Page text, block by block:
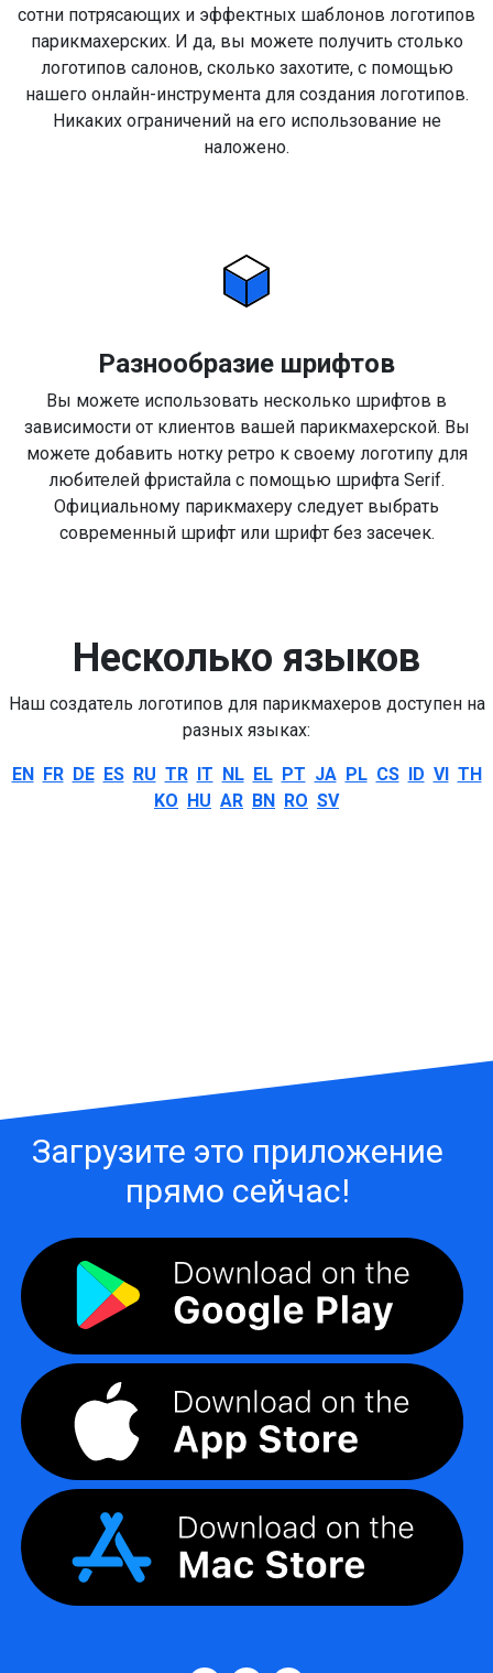
сотни потрясающих и эффектных шаблонов логотипов
парикмахерских. И да, вы можете получить столько
логотипов салонов, сколько захотите, с помощью
нашего онлайн-инструмента для создания логотипов.
Никаких ограничений на его использование не
наложено.
Разнообразие шрифтов
Вы можете использовать несколько шрифтов в
зависимости от клиентов вашей парикмахерской. Вы
можете добавить нотку ретро к своему логотипу для
любителей фристайла с помощью шрифта Serif.
Официальному парикмахеру следует выбрать
современный шрифт или шрифт без засечек.
Несколько языков
Наш создатель логотипов для парикмахеров доступен на
разных языках:
EN FR DE ES RU TR IT NL EL PT JA PL CS ID VI TH
KO HU AR BN RO SV
Загрузите это приложение
прямо сейчас!